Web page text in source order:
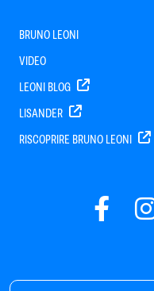
BRUNO LEONI
VIDEO
LEONI BLOG
LISANDER
RISCOPRIRE BRUNO LEONI